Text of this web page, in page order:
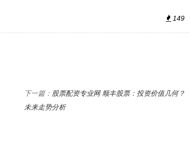
149
下一篇： 股票配资专业网 顺丰股票：投资价值几何？
未来走势分析